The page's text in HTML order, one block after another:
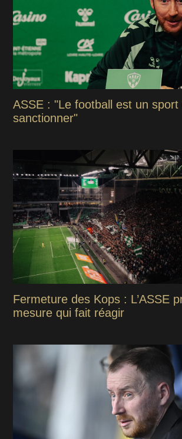
ASSE : "Le football est un sport
sanctionner"
Fermeture des Kops : L’ASSE
mesure qui fait réagir